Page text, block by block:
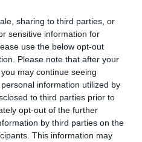
sharing to third parties, or
sensitive information for
use the below opt-out
Please note that after your
may continue seeing
information utilized by
to third parties prior to
opt-out of the further
by third parties on the
This information may